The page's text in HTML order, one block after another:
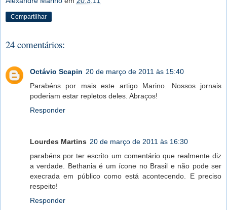
Compartilhar
24 comentários:
Octávio Scapin 20 de março de 2011 às 15:40
Parabéns por mais este artigo Marino. Nossos jornais
poderiam estar repletos deles. Abraços!
Responder
Lourdes Martins 20 de março de 2011 às 16:30
parabéns por ter escrito um comentário que realmente diz
a verdade. Bethania é um ícone no Brasil e não pode ser
execrada em público como está acontecendo. E preciso
respeito!
Responder